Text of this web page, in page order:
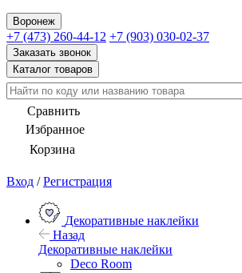
Воронеж
+7 (473) 260-44-12 +7 (903) 030-02-37
Заказать звонок
Каталог товаров
Сравнить
Избранное
Корзина
Вход / Регистрация
Декоративные наклейки
Назад
Декоративные наклейки
Deco Room